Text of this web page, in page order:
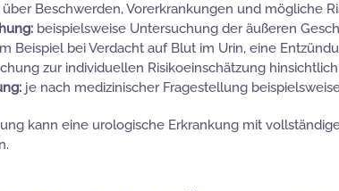
über Beschwerden, Vorerkrankungen und mögliche
beispielsweise Untersuchung der äußeren
Beispiel bei Verdacht auf Blut im Urin, eine
zur individuellen Risikoeinschätzung
je nach medizinischer Fragestellung
kann eine urologische Erkrankung mit